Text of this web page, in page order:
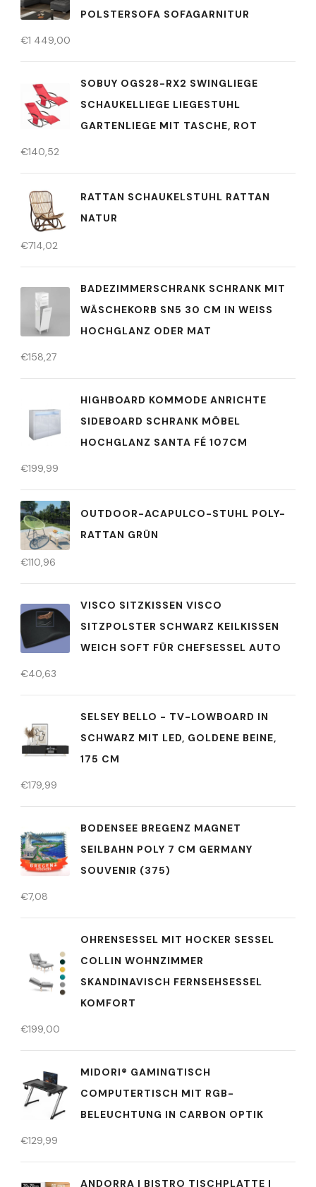
POLSTERSOFA SOFAGARNITUR
€1 449,00
SOBUY OGS28-RX2 SWINGLIEGE
SCHAUKELLIEGE LIEGESTUHL
GARTENLIEGE MIT TASCHE, ROT
€140,52
RATTAN SCHAUKELSTUHL RATTAN
NATUR
€714,02
BADEZIMMERSCHRANK SCHRANK MIT
WÄSCHEKORB SN5 30 CM IN WEISS H
OCHGLANZ ODER MAT
€158,27
HIGHBOARD KOMMODE ANRICHTE
SIDEBOARD SCHRANK MÖBEL
HOCHGLANZ SANTA FÉ 107CM
€199,99
OUTDOOR-ACAPULCO-STUHL POLY-
RATTAN GRÜN
€110,96
VISCO SITZKISSEN VISCO
SITZPOLSTER SCHWARZ KEILKISSEN
WEICH SOFT FÜR CHEFSESSEL AUTO
€40,63
SELSEY BELLO - TV-LOWBOARD IN
SCHWARZ MIT LED, GOLDENE BEINE,
175 CM
€179,99
BODENSEE BREGENZ MAGNET
SEILBAHN POLY 7 CM GERMANY
SOUVENIR (375)
€7,08
OHRENSESSEL MIT HOCKER SESSEL
COLLIN WOHNZIMMER
SKANDINAVISCH FERNSEHSESSEL
KOMFORT
€199,00
MIDORI® GAMINGTISCH
COMPUTERTISCH MIT RGB-
BELEUCHTUNG IN CARBON OPTIK
€129,99
ANDORRA | BISTRO TISCHPLATTE |